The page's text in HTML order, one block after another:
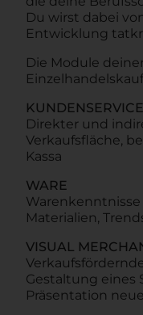
Du wirst dabei
Entwicklung
Die Module
KUNDENSERVICE
Direkter und
Verkaufsfläche,
Kassa
WARE
Materialien,
VISUAL
Gestaltung eines
Präsentation